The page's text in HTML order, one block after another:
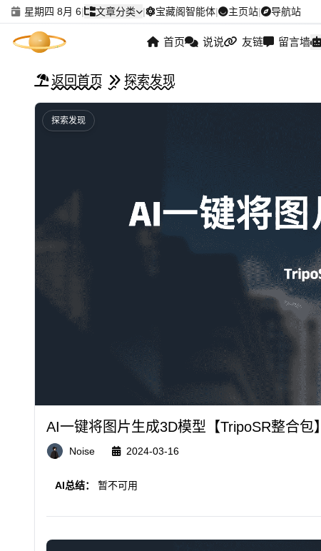
星期四 8月 6| 文章分类 | 宝藏阁智能体| 主页站| 导航站
首页 说说 友链 留言墙
返回首页 探索发现
探索发现
AI一键将图片生成3D模型【TripoSR整合包】
Noise 2024-03-16
AI总结： 暂不可用